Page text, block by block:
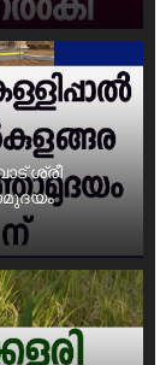
ശ്രീ